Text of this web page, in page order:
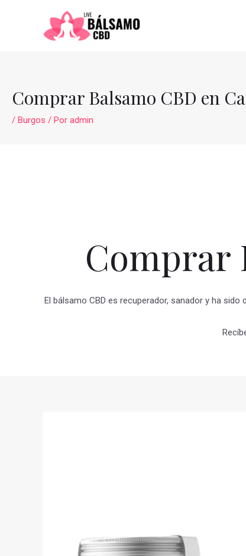
Comprar Balsamo CBD en
/ Burgos / Por admin
Comprar
El bálsamo CBD es recuperador, sanador y ha